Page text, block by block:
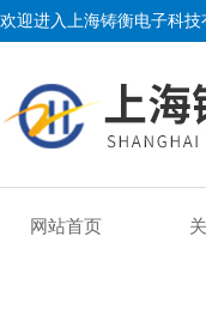
欢迎进入上海铸衡电子科技
网站首页